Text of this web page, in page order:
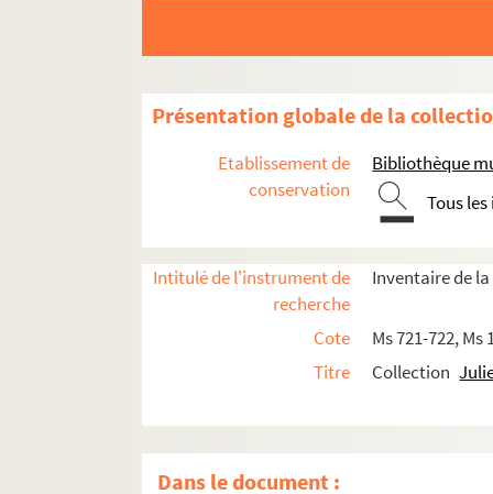
Présentation globale de la
Etablissement de
conservation
Bibliothèque
Tous
Intitulé de l'instrument de
recherche
Inventaire de
Cote
Ms 721-722, Ms
Titre
Collection
Dans le document :
Oeuvres